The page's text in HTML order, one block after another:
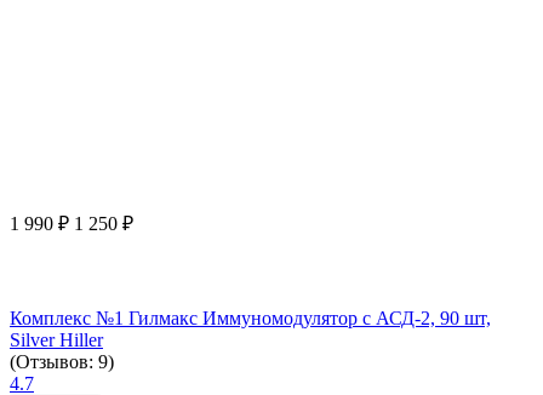
1 990 ₽ 1 250 ₽
Комплекс №1 Гилмакс Иммуномодулятор с АСД-2, 90 шт,
Silver Hiller
(Отзывов: 9)
4.7